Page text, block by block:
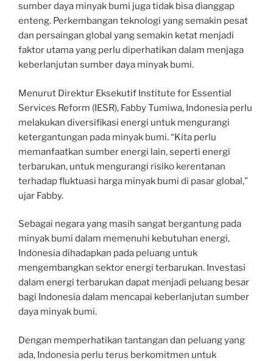
sumber daya minyak bumi juga tidak bisa dianggap
enteng. Perkembangan teknologi yang semakin pesat
dan persaingan global yang semakin ketat menjadi
faktor utama yang perlu diperhatikan dalam menjaga
keberlanjutan sumber daya minyak bumi.
Menurut Direktur Eksekutif Institute for Essential
Services Reform (IESR), Fabby Tumiwa, Indonesia perlu
melakukan diversifikasi energi untuk mengurangi
ketergantungan pada minyak bumi. “Kita perlu
memanfaatkan sumber energi lain, seperti energi
terbarukan, untuk mengurangi risiko kerentanan
terhadap fluktuasi harga minyak bumi di pasar global,”
ujar Fabby.
Sebagai negara yang masih sangat bergantung pada
minyak bumi dalam memenuhi kebutuhan energi,
Indonesia dihadapkan pada peluang untuk
mengembangkan sektor energi terbarukan. Investasi
dalam energi terbarukan dapat menjadi peluang besar
bagi Indonesia dalam mencapai keberlanjutan sumber
daya minyak bumi.
Dengan memperhatikan tantangan dan peluang yang
ada, Indonesia perlu terus berkomitmen untuk